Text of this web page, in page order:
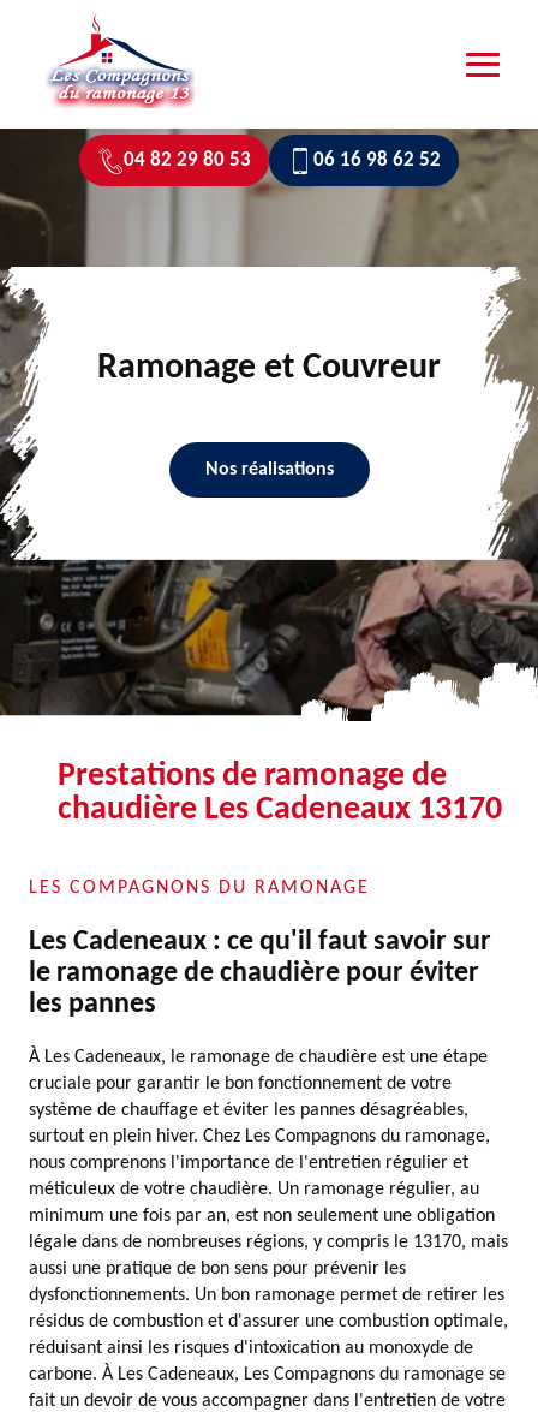
04 82 29 80 53 06 16 98 62 52
Ramonage et Couvreur
Nos réalisations
Prestations de ramonage de
chaudière Les Cadeneaux 13170
LES COMPAGNONS DU RAMONAGE
Les Cadeneaux : ce qu'il faut savoir sur
le ramonage de chaudière pour éviter
les pannes
À Les Cadeneaux, le ramonage de chaudière est une étape
cruciale pour garantir le bon fonctionnement de votre
système de chauffage et éviter les pannes désagréables,
surtout en plein hiver. Chez Les Compagnons du ramonage,
nous comprenons l'importance de l'entretien régulier et
méticuleux de votre chaudière. Un ramonage régulier, au
minimum une fois par an, est non seulement une obligation
légale dans de nombreuses régions, y compris le 13170, mais
aussi une pratique de bon sens pour prévenir les
dysfonctionnements. Un bon ramonage permet de retirer les
résidus de combustion et d'assurer une combustion optimale,
réduisant ainsi les risques d'intoxication au monoxyde de
carbone. À Les Cadeneaux, Les Compagnons du ramonage se
fait un devoir de vous accompagner dans l'entretien de votre